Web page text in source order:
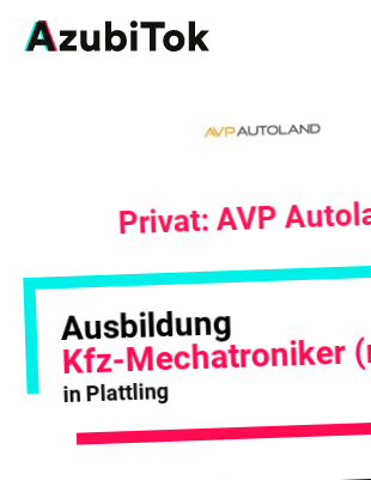
Privat: AVP
Ausbildung
Kfz-Mechatroniker
in Plattling